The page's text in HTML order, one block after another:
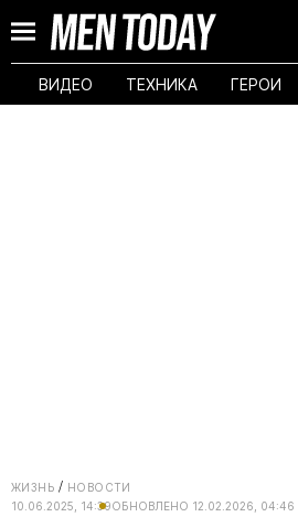
ВИДЕО ТЕХНИКА ГЕРОИ
ЖИЗНЬ
НОВОСТИ
10.06.2025, 14:39ОБНОВЛЕНО 12.02.2026, 04:46